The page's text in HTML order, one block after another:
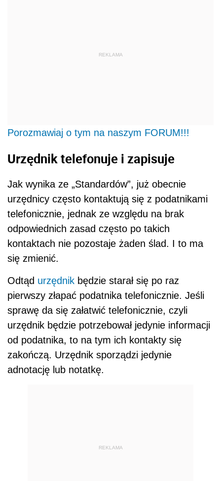
REKLAMA
Porozmawiaj o tym na naszym FORUM!!!
Urzędnik telefonuje i zapisuje
Jak wynika ze „Standardów”, już obecnie
urzędnicy często kontaktują się z podatnikami
telefonicznie, jednak ze względu na brak
odpowiednich zasad często po takich
kontaktach nie pozostaje żaden ślad. I to ma
się zmienić.
Odtąd urzędnik będzie starał się po raz
pierwszy złapać podatnika telefonicznie. Jeśli
sprawę da się załatwić telefonicznie, czyli
urzędnik będzie potrzebował jedynie informacji
od podatnika, to na tym ich kontakty się
zakończą. Urzędnik sporządzi jedynie
adnotację lub notatkę.
REKLAMA